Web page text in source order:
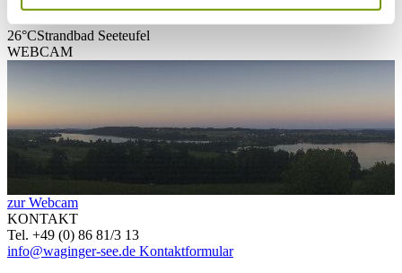
26°CStrandbad Seeteufel
WEBCAM
zur Webcam
KONTAKT
Tel. +49 (0) 86 81/3 13
info@waginger-see.de Kontaktformular